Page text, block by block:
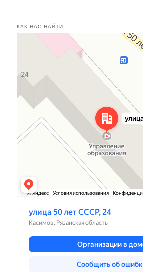
КАК НАС НАЙТИ
Улица 50 лет СССР, 24 — Яндекс.Карты